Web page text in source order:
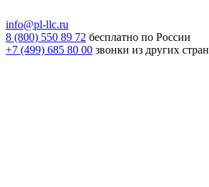
info@pl-llc.ru
8 (800) 550 89 72 бесплатно по России
+7 (499) 685 80 00 звонки из других стран